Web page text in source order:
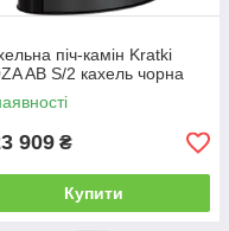
піч-камін Kratki
AB S/2 кахель чорна
909 ₴
Купити